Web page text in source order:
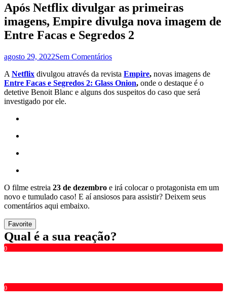
Após Netflix divulgar as primeiras
imagens, Empire divulga nova imagem de
Entre Facas e Segredos 2
agosto 29, 2022Sem Comentários
A Netflix divulgou através da revista Empire, novas imagens de
Entre Facas e Segredos 2: Glass Onion, onde o destaque é o
detetive Benoit Blanc e alguns dos suspeitos do caso que será
investigado por ele.
O filme estreia 23 de dezembro e irá colocar o protagonista em um
novo e tumulado caso! E aí ansiosos para assistir? Deixem seus
comentários aqui embaixo.
Favorite
Qual é a sua reação?
0
0